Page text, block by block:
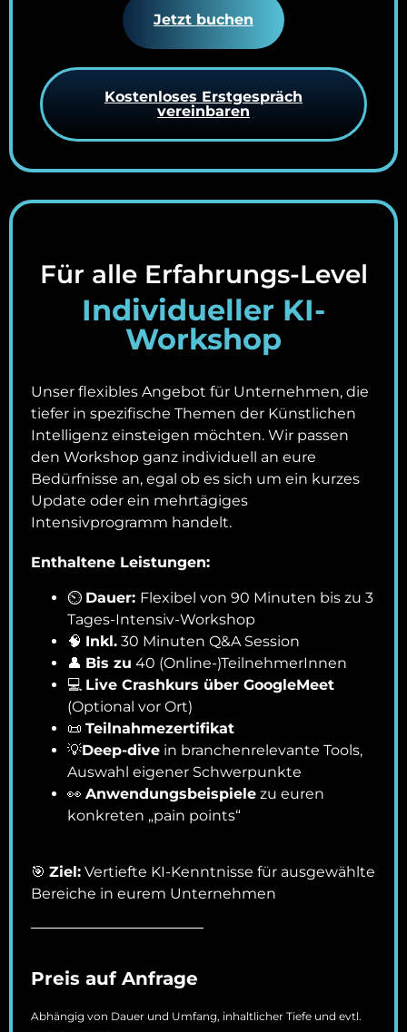
Jetzt buchen
Kostenloses Erstgespräch
vereinbaren
Für alle Erfahrungs-Level
Individueller KI-
Workshop
Unser flexibles Angebot für Unternehmen, die
tiefer in spezifische Themen der Künstlichen
Intelligenz einsteigen möchten. Wir passen
den Workshop ganz individuell an eure
Bedürfnisse an, egal ob es sich um ein kurzes
Update oder ein mehrtägiges
Intensivprogramm handelt.
Enthaltene Leistungen:
⏲️ Dauer: Flexibel von 90 Minuten bis zu 3
Tages-Intensiv-Workshop
🧠 Inkl. 30 Minuten Q&A Session
👤 Bis zu 40 (Online-)TeilnehmerInnen
💻 Live Crashkurs über GoogleMeet
(Optional vor Ort)
📜 Teilnahmezertifikat
💡Deep-dive in branchenrelevante Tools,
Auswahl eigener Schwerpunkte
👀 Anwendungsbeispiele zu euren
konkreten „pain points“
🎯 Ziel: Vertiefte KI-Kenntnisse für ausgewählte
Bereiche in eurem Unternehmen
Preis auf Anfrage
Abhängig von Dauer und Umfang, inhaltlicher Tiefe und evtl.